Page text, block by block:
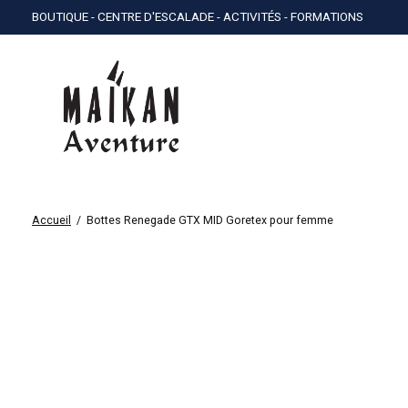
BOUTIQUE - CENTRE D'ESCALADE - ACTIVITÉS - FORMATIONS
Accueil / Bottes Renegade GTX MID Goretex pour femme